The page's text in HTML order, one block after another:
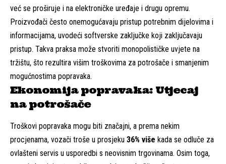
već se proširuje i na elektroničke uređaje i drugu opremu.
Proizvođači često onemogućavaju pristup potrebnim dijelovima i
informacijama, uvodeći softverske zaključke koji zaključavaju
pristup. Takva praksa može stvoriti monopolističke uvjete na
tržištu, što rezultira višim troškovima za potrošače i smanjenim
mogućnostima popravaka.
Ekonomija popravaka: Utjecaj
na potrošače
Troškovi popravaka mogu biti značajni, a prema nekim
procjenama, vozači troše u prosjeku 36% više kada se odluče za
ovlašteni servis u usporedbi s neovisnim trgovinama. Osim toga,